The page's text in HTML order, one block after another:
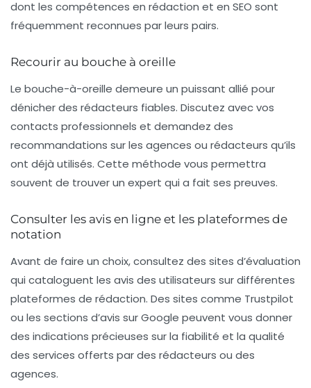
dont les compétences en rédaction et en SEO sont
fréquemment reconnues par leurs pairs.
Recourir au bouche à oreille
Le bouche-à-oreille demeure un puissant allié pour
dénicher des rédacteurs fiables. Discutez avec vos
contacts professionnels et demandez des
recommandations sur les agences ou rédacteurs qu’ils
ont déjà utilisés. Cette méthode vous permettra
souvent de trouver un expert qui a fait ses preuves.
Consulter les avis en ligne et les plateformes de
notation
Avant de faire un choix, consultez des sites d’évaluation
qui cataloguent les avis des utilisateurs sur différentes
plateformes de rédaction. Des sites comme Trustpilot
ou les sections d’avis sur Google peuvent vous donner
des indications précieuses sur la fiabilité et la qualité
des services offerts par des rédacteurs ou des
agences.